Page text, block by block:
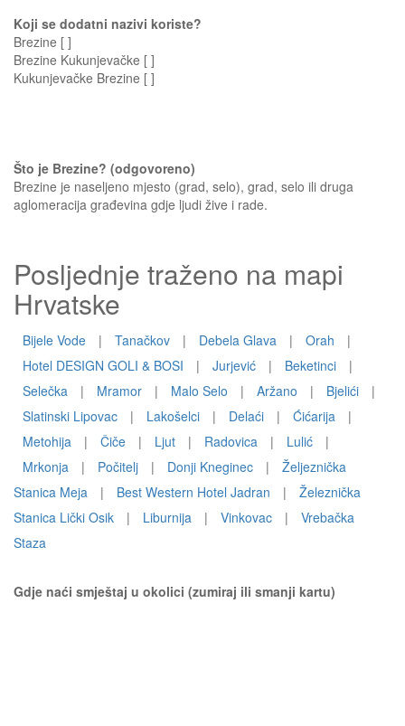
Koji se dodatni nazivi koriste?
Brezine [ ]
Brezine Kukunjevačke [ ]
Kukunjevačke Brezine [ ]
Što je Brezine? (odgovoreno)
Brezine je naseljeno mjesto (grad, selo), grad, selo ili druga
aglomeracija građevina gdje ljudi žive i rade.
Posljednje traženo na mapi
Hrvatske
Bijele Vode | Tanačkov | Debela Glava | Orah
|
Hotel DESIGN GOLI & BOSI
| Jurjević | Beketinci
|
Selečka
| Mramor | Malo Selo | Aržano | Bjelići
|
Slatinski Lipovac
| Lakošelci | Delaći | Ćićarija
|
Metohija
| Čiče | Ljut | Radovica | Lulić
|
Mrkonja
| Počitelj | Donji Kneginec |
Željeznička
Stanica Meja
| Best Western Hotel Jadran |
Železnička
Stanica Lički Osik
| Liburnija | Vinkovac |
Vrebačka
Staza
Gdje naći smještaj u okolici (zumiraj ili smanji kartu)